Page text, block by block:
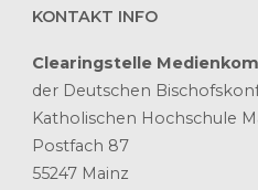
KONTAKT INFO
Clearingstelle
der Deutschen
Katholischen Hochschule
Postfach 87
55247 Mainz